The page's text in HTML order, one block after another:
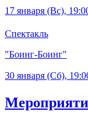
17 января (Вс),
Спектакль
"Боинг-Боинг"
30 января (Сб),